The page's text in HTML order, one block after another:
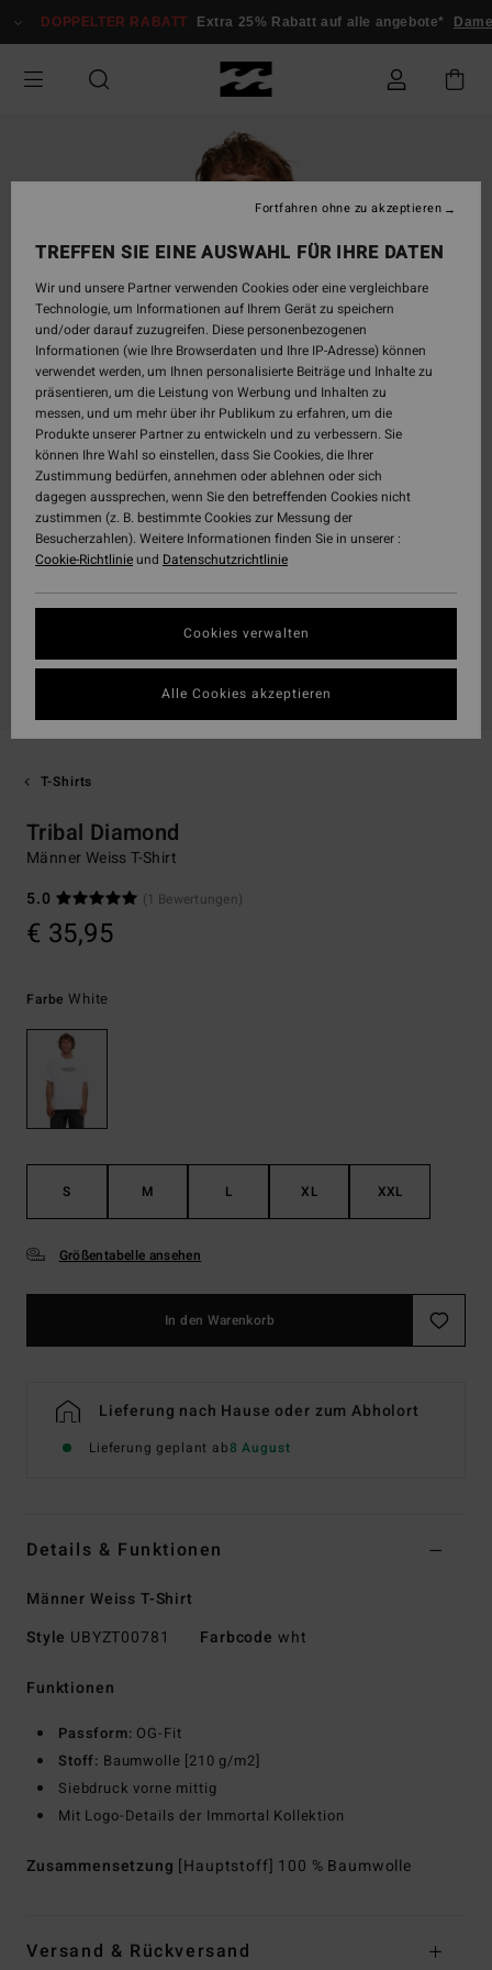
zur
springen
DOPPELTER RABATT Extra 25% Rabatt auf alle angebote* Damen
T-Shirts
Tribal Diamond
Männer Weiss T-Shirt
5.0
(1 Bewertungen)
€ 35,95
FarbeWhite
S M L XL XXL
Größentabelle ansehen
In den Warenkorb
Lieferung nach Hause oder zum Abholort
Lieferung geplant ab8 August
Details & Funktionen
Männer Weiss T-Shirt
Style UBYZT00781 Farbcode wht
Funktionen
Passform: OG-Fit
Stoff: Baumwolle [210 g/m2]
Siebdruck vorne mittig
Mit Logo-Details der Immortal Kollektion
Zusammensetzung [Hauptstoff] 100 % Baumwolle
Versand & Rückversand
TREFFEN SIE EINE AUSWAHL FÜR IHRE DATEN
Wir und unsere Partner verwenden Cookies oder eine vergleichbare
Technologie, um Informationen auf Ihrem Gerät zu speichern
und/oder darauf zuzugreifen. Diese personenbezogenen
Informationen (wie Ihre Browserdaten und Ihre IP-Adresse) können
verwendet werden, um Ihnen personalisierte Beiträge und Inhalte zu
präsentieren, um die Leistung von Werbung und Inhalten zu
messen, und um mehr über ihr Publikum zu erfahren, um die
Produkte unserer Partner zu entwickeln und zu verbessern. Sie
können Ihre Wahl so einstellen, dass Sie Cookies, die Ihrer
Zustimmung bedürfen, annehmen oder ablehnen oder sich
dagegen aussprechen, wenn Sie den betreffenden Cookies nicht
zustimmen (z. B. bestimmte Cookies zur Messung der
Besucherzahlen). Weitere Informationen finden Sie in unserer :
Cookie-Richtlinieund Datenschutzrichtlinie
Cookies verwalten
Fortfahren ohne zu akzeptieren
Alle Cookies akzeptieren